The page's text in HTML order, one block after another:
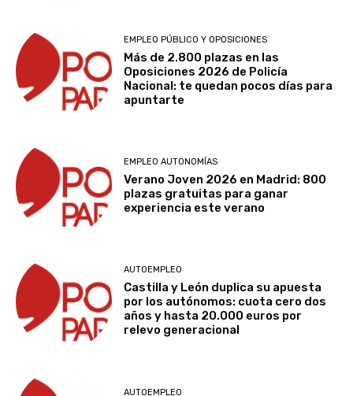
EMPLEO PÚBLICO Y OPOSICIONES
Más de 2.800 plazas en las
Oposiciones 2026 de Policía
Nacional: te quedan pocos días para
apuntarte
EMPLEO AUTONOMÍAS
Verano Joven 2026 en Madrid: 800
plazas gratuitas para ganar
experiencia este verano
AUTOEMPLEO
Castilla y León duplica su apuesta
por los autónomos: cuota cero dos
años y hasta 20.000 euros por
relevo generacional
AUTOEMPLEO